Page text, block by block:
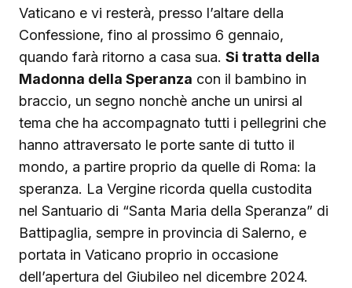
Vaticano e vi resterà, presso l’altare della
Confessione, fino al prossimo 6 gennaio,
quando farà ritorno a casa sua. Si tratta della
Madonna della Speranza con il bambino in
braccio, un segno nonchè anche un unirsi al
tema che ha accompagnato tutti i pellegrini che
hanno attraversato le porte sante di tutto il
mondo, a partire proprio da quelle di Roma: la
speranza. La Vergine ricorda quella custodita
nel Santuario di “Santa Maria della Speranza” di
Battipaglia, sempre in provincia di Salerno, e
portata in Vaticano proprio in occasione
dell’apertura del Giubileo nel dicembre 2024.